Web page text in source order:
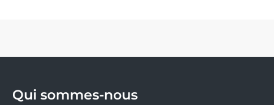
Qui sommes-nous